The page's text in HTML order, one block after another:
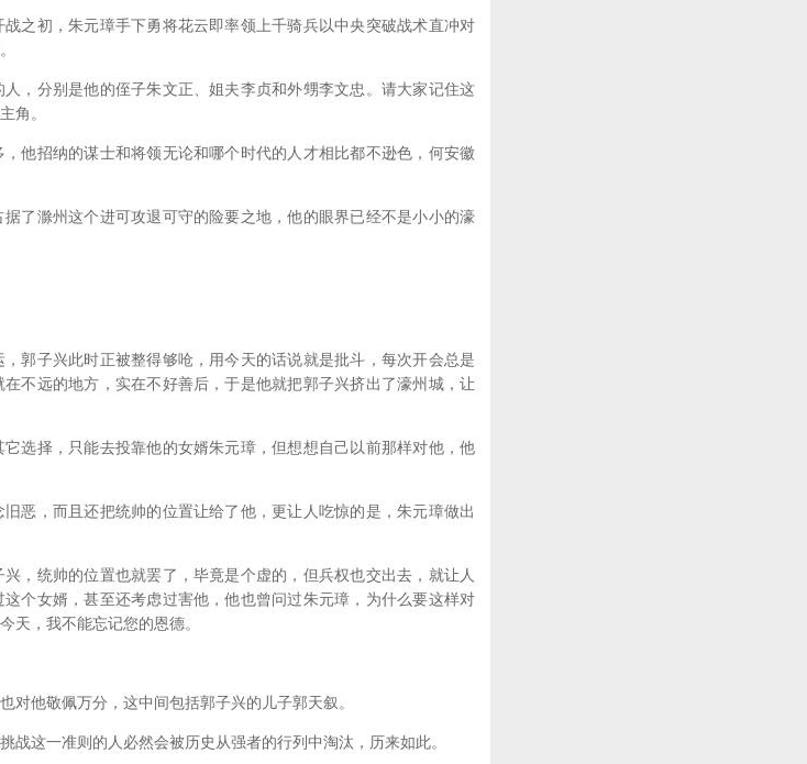
初，朱元璋手下勇将花云即率领上千骑兵以中央突破战术直冲对
分别是他的侄子朱文正、姐夫李贞和外甥李文忠。请大家记住这
角。
招纳的谋士和将领无论和哪个时代的人才相比都不逊色，何安徽
滁州这个进可攻退可守的险要之地，他的眼界已经不是小小的濠
子兴此时正被整得够呛，用今天的话说就是批斗，每次开会总是
不远的地方，实在不好善后，于是他就把郭子兴挤出了濠州城，让
择，只能去投靠他的女婿朱元璋，但想想自己以前那样对他，他
，而且还把统帅的位置让给了他，更让人吃惊的是，朱元璋做出
统帅的位置也就罢了，毕竟是个虚的，但兵权也交出去，就让人
个女婿，甚至还考虑过害他，他也曾问过朱元璋，为什么要这样对
天，我不能忘记您的恩德。
他敬佩万分，这中间包括郭子兴的儿子郭天叙。
这一准则的人必然会被历史从强者的行列中淘汰，历来如此。